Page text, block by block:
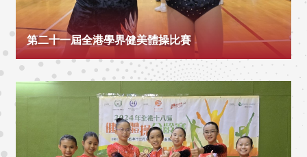
第二十一屆全港學界健美體操比賽